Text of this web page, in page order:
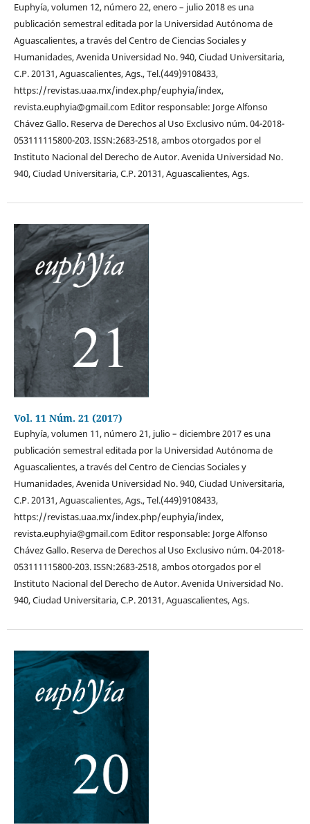
Euphyía, volumen 12, número 22, enero – julio 2018 es una
publicación semestral editada por la Universidad Autónoma de
Aguascalientes, a través del Centro de Ciencias Sociales y
Humanidades, Avenida Universidad No. 940, Ciudad Universitaria,
C.P. 20131, Aguascalientes, Ags., Tel.(449)9108433,
https://revistas.uaa.mx/index.php/euphyia/index,
revista.euphyia@gmail.com Editor responsable: Jorge Alfonso
Chávez Gallo. Reserva de Derechos al Uso Exclusivo núm. 04-2018-
053111115800-203. ISSN:2683-2518, ambos otorgados por el
Instituto Nacional del Derecho de Autor. Avenida Universidad No.
940, Ciudad Universitaria, C.P. 20131, Aguascalientes, Ags.
Vol. 11 Núm. 21 (2017)
Euphyía, volumen 11, número 21, julio – diciembre 2017 es una
publicación semestral editada por la Universidad Autónoma de
Aguascalientes, a través del Centro de Ciencias Sociales y
Humanidades, Avenida Universidad No. 940, Ciudad Universitaria,
C.P. 20131, Aguascalientes, Ags., Tel.(449)9108433,
https://revistas.uaa.mx/index.php/euphyia/index,
revista.euphyia@gmail.com Editor responsable: Jorge Alfonso
Chávez Gallo. Reserva de Derechos al Uso Exclusivo núm. 04-2018-
053111115800-203. ISSN:2683-2518, ambos otorgados por el
Instituto Nacional del Derecho de Autor. Avenida Universidad No.
940, Ciudad Universitaria, C.P. 20131, Aguascalientes, Ags.